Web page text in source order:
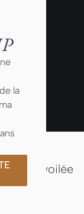
la
dévoilée